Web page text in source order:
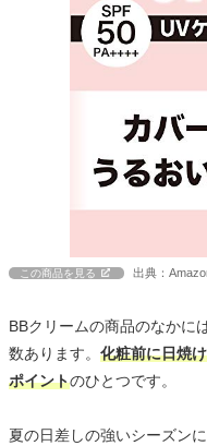
この商品を見る 出典：
BBクリームの商品のなかに
数あります。 化粧前に日焼
ポイントのひとつです。
夏の日差しの強いシーズン